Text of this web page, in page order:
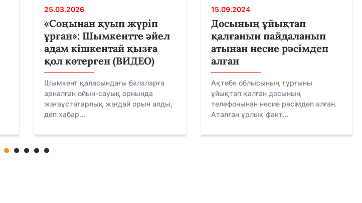
25.03.2026
«Соңынан қуып жүріп
ұрған»: Шымкентте әйел
адам кішкентай қызға
қол көтерген (ВИДЕО)
Шымкент қаласындағы балаларға
арналған ойын-сауық орнында
жағаұстатарлық жағдай орын алды,
деп хабар...
15.09.2024
Досының ұйықтап
қалғанын пайдаланып
атынан несие рәсімдеп
алған
Ақтөбе облысының тұрғыны
ұйықтап қалған досының
телефонынан несие рәсімдеп алған.
Аталған ұрлық факт...